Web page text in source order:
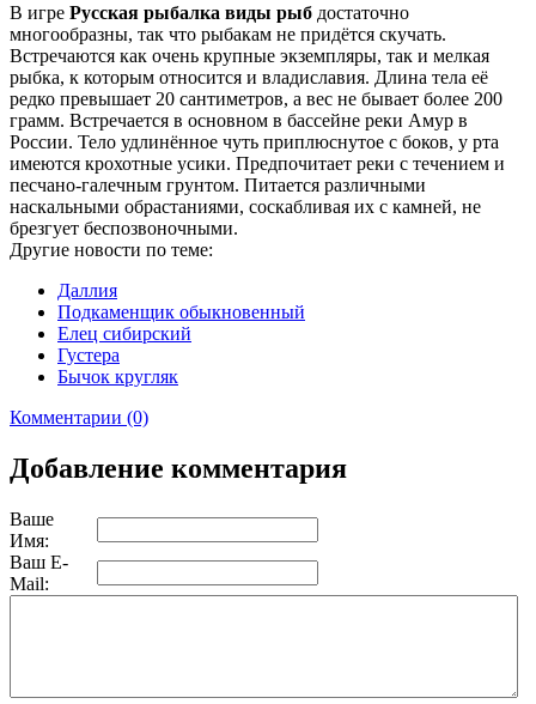
В игре Русская рыбалка виды рыб достаточно
многообразны, так что рыбакам не придётся скучать.
Встречаются как очень крупные экземпляры, так и мелкая
рыбка, к которым относится и владиславия. Длина тела её
редко превышает 20 сантиметров, а вес не бывает более 200
грамм. Встречается в основном в бассейне реки Амур в
России. Тело удлинённое чуть приплюснутое с боков, у рта
имеются крохотные усики. Предпочитает реки с течением и
песчано-галечным грунтом. Питается различными
наскальными обрастаниями, соскабливая их с камней, не
брезгует беспозвоночными.
Другие новости по теме:
Даллия
Подкаменщик обыкновенный
Елец сибирский
Густера
Бычок кругляк
Комментарии (0)
Добавление комментария
Ваше
Имя:
Ваш E-
Mail: